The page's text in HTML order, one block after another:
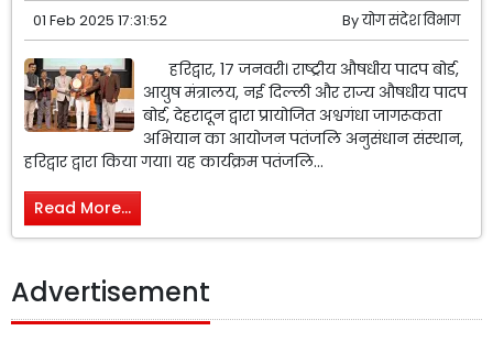
01 Feb 2025 17:31:52 Byयोग संदेश विभाग
हरिद्वार, 1७ जनवरी। राष्ट्रीय औषधीय पादप बोर्ड,
आयुष मंत्रालय, नई दिल्ली और राज्य औषधीय पादप
बोर्ड, देहरादून द्वारा प्रायोजित अश्वगंधा जागरूकता
अभियान का आयोजन पतंजलि अनुसंधान संस्थान,
हरिद्वार द्वारा किया गया। यह कार्यक्रम पतंजलि...
Read More...
Advertisement